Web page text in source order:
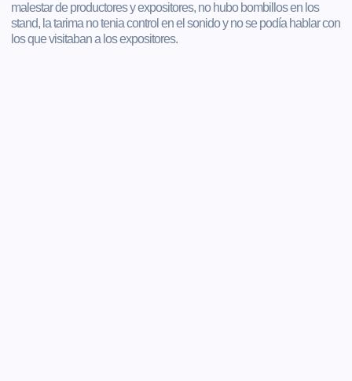
malestar de productores y expositores, no hubo bombillos en los
stand, la tarima no tenia control en el sonido y no se podía hablar con
los que visitaban a los expositores.